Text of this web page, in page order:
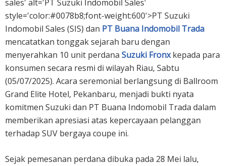
sales' alt='PT Suzuki Indomobil Sales'
style='color:#0078b8;font-weight:600'>PT Suzuki
Indomobil Sales (SIS) dan PT Buana Indomobil Trada
mencatatkan tonggak sejarah baru dengan
menyerahkan 10 unit perdana Suzuki Fronxkepada para
konsumen secara resmi di wilayah Riau, Sabtu
(05/07/2025). Acara seremonial berlangsung di Ballroom
Grand Elite Hotel, Pekanbaru, menjadi bukti nyata
komitmen Suzuki dan PT Buana Indomobil Trada dalam
memberikan apresiasi atas kepercayaan pelanggan
terhadap SUV bergaya coupe ini.
Sejak pemesanan perdana dibuka pada 28 Mei lalu,